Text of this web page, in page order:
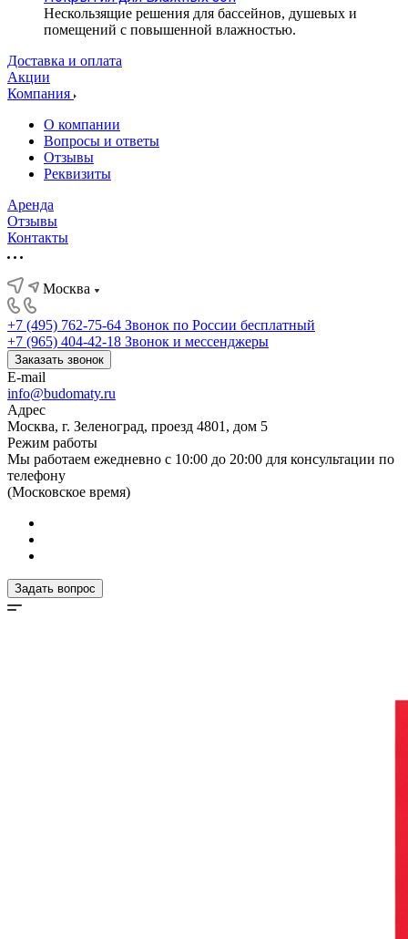
Нескользящие решения для бассейнов, душевых и
помещений с повышенной влажностью.
Доставка и оплата
Акции
Компания
О компании
Вопросы и ответы
Отзывы
Реквизиты
Аренда
Отзывы
Контакты
Москва
+7 (495) 762-75-64 Звонок по России бесплатный
+7 (965) 404-42-18 Звонок и мессенджеры
Заказать звонок
E-mail
info@budomaty.ru
Адрес
Москва, г. Зеленоград, проезд 4801, дом 5
Режим работы
Мы работаем ежедневно с 10:00 до 20:00 для консультации по
телефону
(Московское время)
Задать вопрос